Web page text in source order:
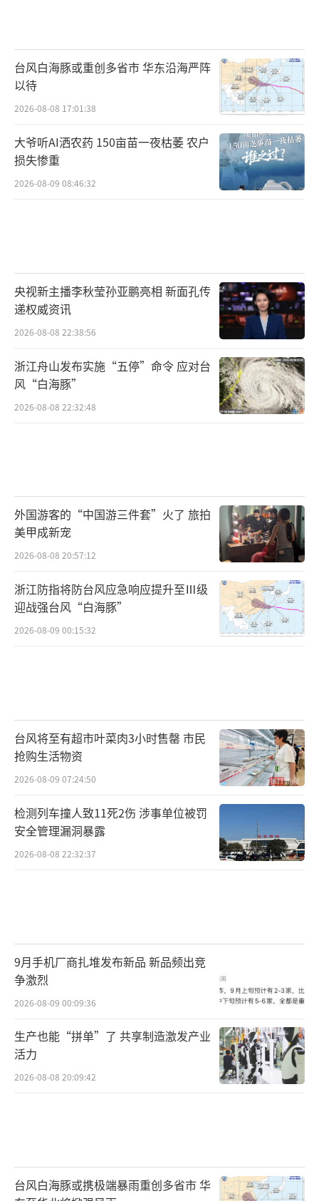
台风白海豚或重创多省市 华东沿海严阵
以待
2026-08-08 17:01:38
大爷听AI洒农药 150亩苗一夜枯萎 农户
损失惨重
2026-08-09 08:46:32
央视新主播李秋莹孙亚鹏亮相 新面孔传
递权威资讯
2026-08-08 22:38:56
浙江舟山发布实施“五停”命令 应对台
风“白海豚”
2026-08-08 22:32:48
外国游客的“中国游三件套”火了 旅拍
美甲成新宠
2026-08-08 20:57:12
浙江防指将防台风应急响应提升至Ⅲ级
迎战强台风“白海豚”
2026-08-09 00:15:32
台风将至有超市叶菜肉3小时售罄 市民
抢购生活物资
2026-08-09 07:24:50
检测列车撞人致11死2伤 涉事单位被罚
安全管理漏洞暴露
2026-08-08 22:32:37
9月手机厂商扎堆发布新品 新品频出竞
争激烈
2026-08-09 00:09:36
生产也能“拼单”了 共享制造激发产业
活力
2026-08-08 20:09:42
台风白海豚或携极端暴雨重创多省市 华